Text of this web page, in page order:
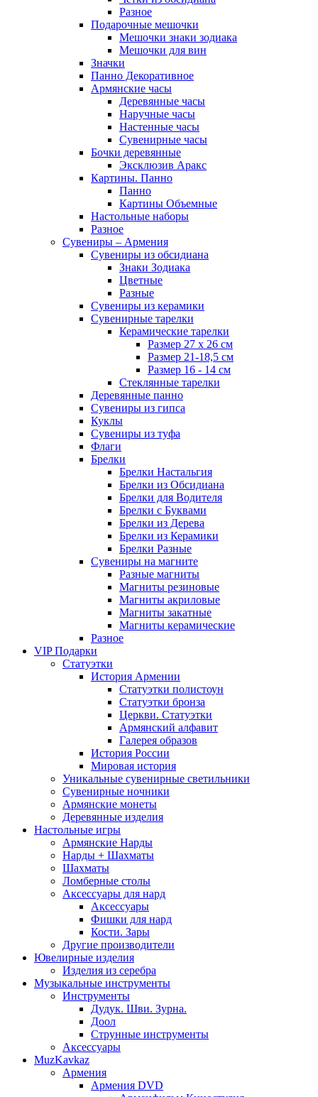
Разное
Подарочные мешочки
Мешочки знаки зодиака
Мешочки для вин
Значки
Панно Декоративное
Армянские часы
Деревянные часы
Наручные часы
Настенные часы
Сувенирные часы
Бочки деревянные
Эксклюзив Аракс
Картины. Панно
Панно
Картины Объемные
Настольные наборы
Разное
Сувениры – Армения
Сувениры из обсидиана
Знаки Зодиака
Цветные
Разные
Сувениры из керамики
Сувенирные тарелки
Керамические тарелки
Размер 27 х 26 см
Размер 21-18,5 см
Размер 16 - 14 см
Стеклянные тарелки
Деревянные панно
Сувениры из гипса
Куклы
Сувениры из туфа
Флаги
Брелки
Брелки Настальгия
Брелки из Обсидиана
Брелки для Водителя
Брелки с Буквами
Брелки из Дерева
Брелки из Керамики
Брелки Разные
Сувениры на магните
Разные магниты
Магниты резиновые
Магниты акриловые
Магниты закатные
Магниты керамические
Разное
VIP Подарки
Статуэтки
История Армении
Статуэтки полистоун
Статуэтки бронза
Церкви. Статуэтки
Армянский алфавит
Галерея образов
История России
Мировая история
Уникальные сувенирные светильники
Сувенирные ночники
Армянские монеты
Деревянные изделия
Настольные игры
Армянские Нарды
Нарды + Шахматы
Шахматы
Ломберные столы
Аксессуары для нард
Аксессуары
Фишки для нард
Кости. Зары
Другие производители
Ювелирные изделия
Изделия из серебра
Музыкальные инструменты
Инструменты
Дудук. Шви. Зурна.
Доол
Струнные инструменты
Аксессуары
MuzKavkaz
Армения
Армения DVD